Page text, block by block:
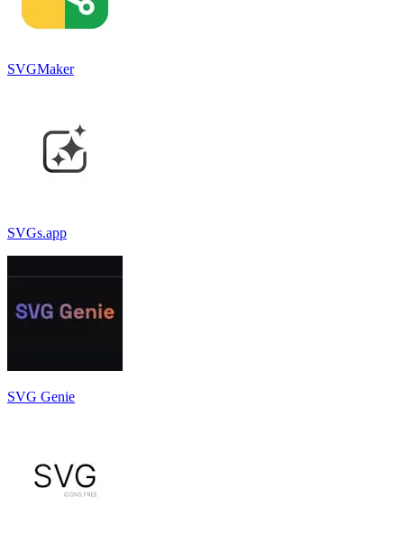
SVGMaker
SVGs.app
SVG Genie